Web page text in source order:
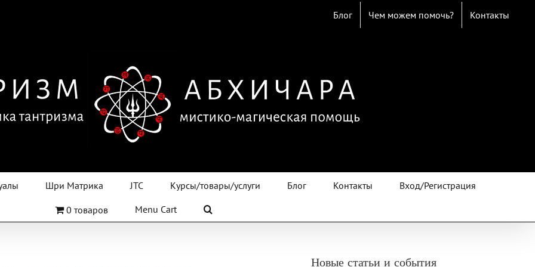
Блог Чем можем помочь? Контакты
Шри Матрика JTC Курсы/товары/услуги Блог Контакты Вход/Регистрация
0 товаров Menu Cart
Новые статьи и события